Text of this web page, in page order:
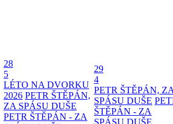
28
5
LÉTO NA DVORKU
2026 PETR ŠTĚPÁN,
ZA SPÁSU DUŠE
PETR ŠTĚPÁN - ZA
29
4
PETR ŠTĚPÁN,
SPÁSU DUŠE
ŠTĚPÁN - ZA